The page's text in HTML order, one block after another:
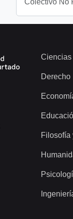
Colectivo No
Derecho
Filosofía